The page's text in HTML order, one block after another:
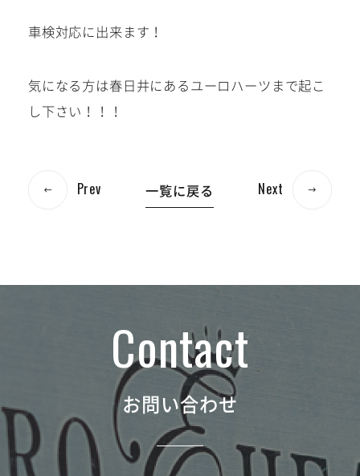
車検対応に出来ます！
気になる方は春日井にあるユーロハーツまで起こ
し下さい！！！
Prev 一覧に戻る Next
お問い合わせ